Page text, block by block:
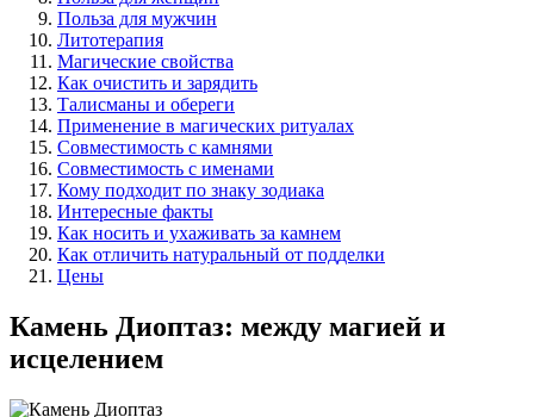
Польза для мужчин
Литотерапия
Магические свойства
Как очистить и зарядить
Талисманы и обереги
Применение в магических ритуалах
Совместимость с камнями
Совместимость с именами
Кому подходит по знаку зодиака
Интересные факты
Как носить и ухаживать за камнем
Как отличить натуральный от подделки
Цены
Камень Диоптаз: между магией и
исцелением